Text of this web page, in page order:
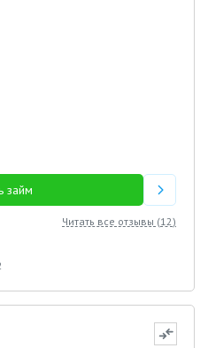
займ
Читать все отзывы (12)